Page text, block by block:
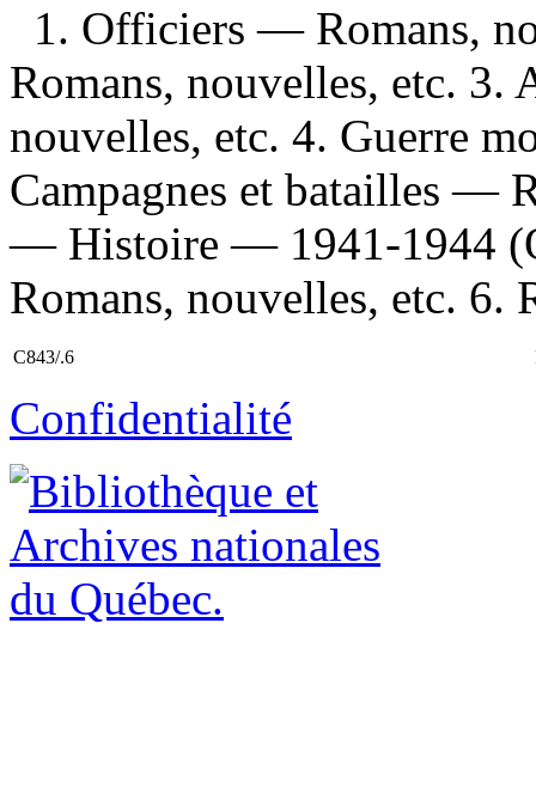
1. Officiers — Romans,
Romans, nouvelles, etc.
nouvelles, etc. 4. Guerre
Campagnes et batailles —
— Histoire — 1941-1944
Romans, nouvelles, etc. 6.
C843/.6
Confidentialité